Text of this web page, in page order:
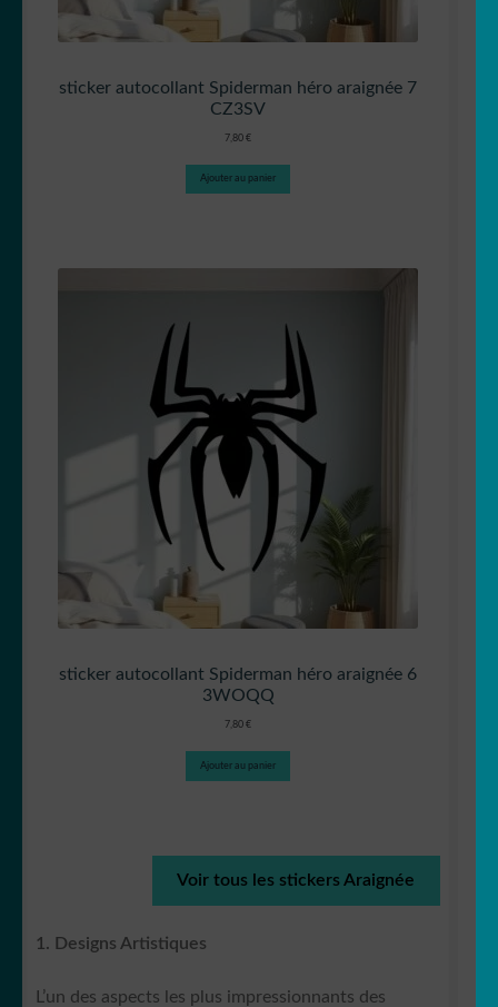
sticker autocollant Spiderman héro araignée 7
CZ3SV
7,80 €
Ajouter au panier
sticker autocollant Spiderman héro araignée 6
3WOQQ
7,80 €
Ajouter au panier
Voir tous les stickers Araignée
1. Designs Artistiques
L’un des aspects les plus impressionnants des